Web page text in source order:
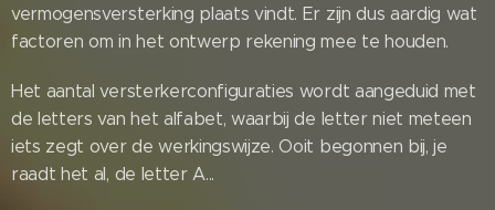
vermogensversterking plaats vindt. Er zijn dus aardig wat
factoren om in het ontwerp rekening mee te houden.
Het aantal versterkerconfiguraties wordt aangeduid met
de letters van het alfabet, waarbij de letter niet meteen
iets zegt over de werkingswijze. Ooit begonnen bij, je
raadt het al, de letter A...